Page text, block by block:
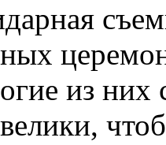
из них